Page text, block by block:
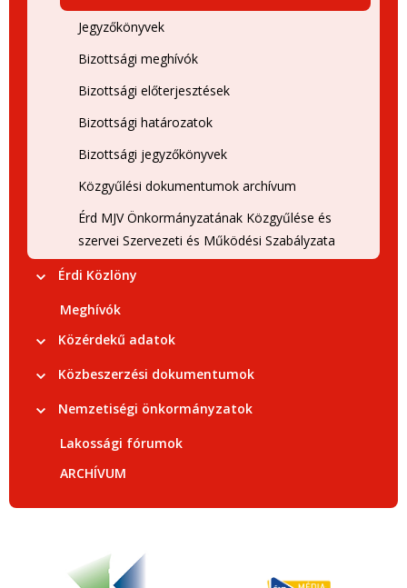
Jegyzőkönyvek
Bizottsági meghívók
Bizottsági előterjesztések
Bizottsági határozatok
Bizottsági jegyzőkönyvek
Közgyűlési dokumentumok archívum
Érd MJV Önkormányzatának Közgyűlése és
szervei Szervezeti és Működési Szabályzata
Érdi Közlöny
Meghívók
Közérdekű adatok
Közbeszerzési dokumentumok
Nemzetiségi önkormányzatok
Lakossági fórumok
ARCHÍVUM